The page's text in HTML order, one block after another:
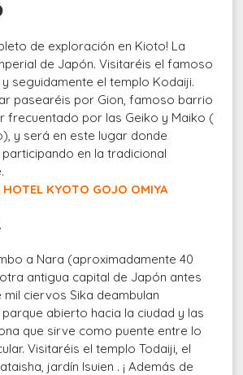
de exploración en Kioto! La
de Japón. Visitaréis el famoso
seguidamente el templo Kodaiji.
pasearéis por Gion, famoso barrio
frecuentado por las Geiko y Maiko (
y será en este lugar donde
en la tradicional
HOTEL KYOTO GOJO OMIYA
a Nara (aproximadamente 40
antigua capital de Japón antes
mil ciervos Sika deambulan
abierto hacia la ciudad y las
que sirve como puente entre lo
Visitaréis el templo Todaiji, el
jardín Isuien . ¡ Además de